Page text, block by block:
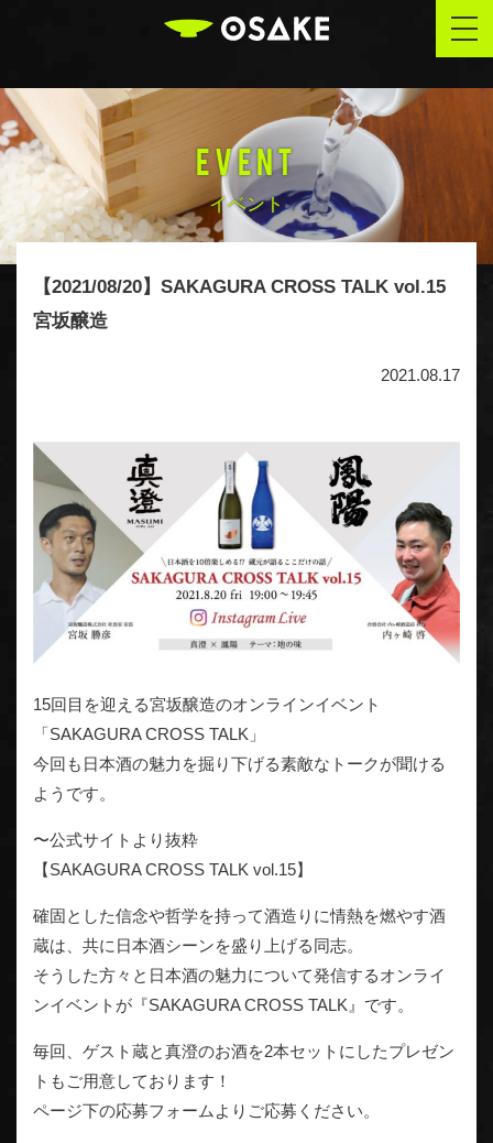
EVENT
イベント
【2021/08/20】SAKAGURA CROSS TALK vol.15
宮坂醸造
2021.08.17
15回目を迎える宮坂醸造のオンラインイベント
「SAKAGURA CROSS TALK」
今回も日本酒の魅力を掘り下げる素敵なトークが聞ける
ようです。
〜公式サイトより抜粋
【SAKAGURA CROSS TALK vol.15】
確固とした信念や哲学を持って酒造りに情熱を燃やす酒
蔵は、共に日本酒シーンを盛り上げる同志。
そうした方々と日本酒の魅力について発信するオンライ
ンイベントが『SAKAGURA CROSS TALK』です。
毎回、ゲスト蔵と真澄のお酒を2本セットにしたプレゼン
トもご用意しております！
ページ下の応募フォームよりご応募ください。